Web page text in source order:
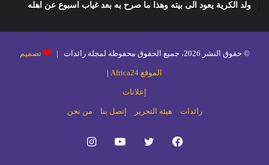
ولد الكرية يعود الى بيته وهذا ما صرح به بعد غياب اسبوع عن اهله
© حقوق النشر 2026، جميع الحقوق محفوظة لمجلة رائدات | تصميم
الموقع Africa24 |
إعلانات
رائدات هيئة التحرير إتصل بنا من نحن
فيسبوك تويتر يوتيوبانستقرام